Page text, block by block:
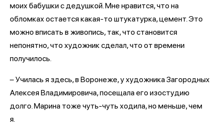
моих бабушки с дедушкой. Мне нравится, что на
обломках остается какая-то штукатурка, цемент. Это
можно вписать в живопись, так, что становится
непонятно, что художник сделал, что от времени
получилось.
– Училась я здесь, в Воронеже, у художника Загородных
Алексея Владимировича, посещала его изостудию
долго. Марина тоже чуть-чуть ходила, но меньше, чем
я.